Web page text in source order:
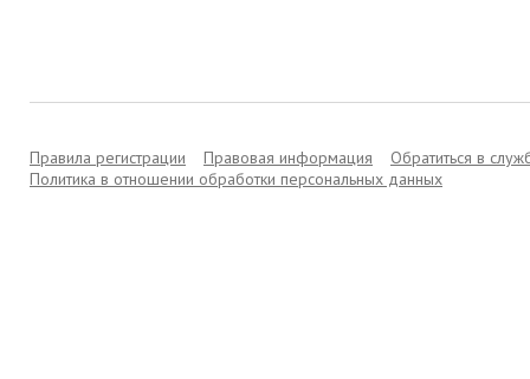
Правила регистрации Правовая информация
Обратиться в
Политика в отношении обработки персональных данных